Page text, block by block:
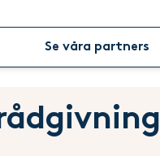
Se våra partners